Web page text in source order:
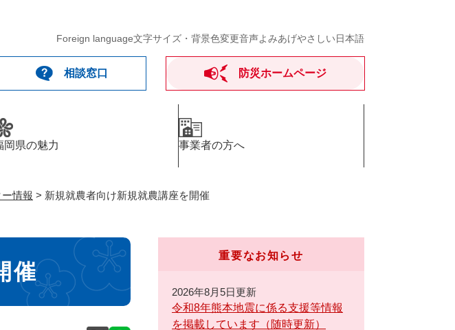
Foreign language文字サイズ・背景色変更音声よみあげやさしい日本語
相談窓口 防災ホームページ
岡県の魅力 事業者の方へ
情報 > 新規就農者向け新規就農講座を開催
催
重要なお知らせ
2026年8月5日更新
令和8年熊本地震に係る支援等情報
を掲載しています（随時更新）